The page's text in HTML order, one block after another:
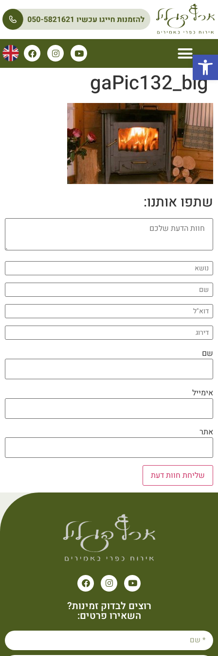
פתח סרגל נגישות
gaPic132_big
שתפו אותנו:
שם
אימייל
אתר
רוצים לבדוק זמינות?
השאירו פרטים: